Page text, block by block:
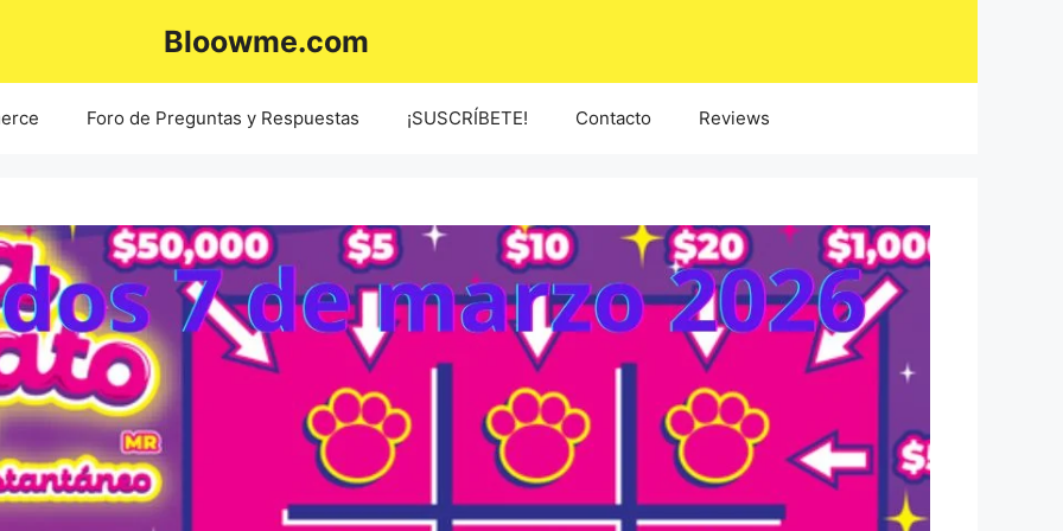
Bloowme.com
Foro de Preguntas y Respuestas ¡SUSCRÍBETE! Contacto Reviews